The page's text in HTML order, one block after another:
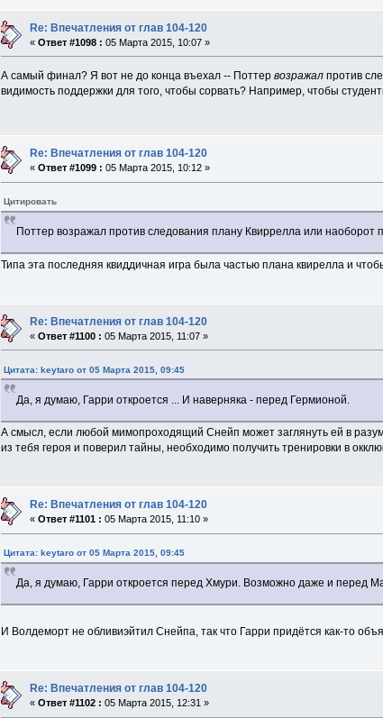
Re: Впечатления от глав 104-120
«Ответ #1098 : 05 Марта 2015, 10:07 »
А самый финал? Я вот не до конца въехал -- Поттер возражалпротив
видимость поддержки для того, чтобы сорвать? Например, чтобы
Re: Впечатления от глав 104-120
«Ответ #1099 : 05 Марта 2015, 10:12 »
Цитировать
Поттер возражал против следования плану Квиррелла или наоборот
Типа эта последняя квиддичная игра была частью плана квирелла и
Re: Впечатления от глав 104-120
«Ответ #1100 : 05 Марта 2015, 11:07 »
Цитата: keytaro от 05 Марта 2015, 09:45
Да, я думаю, Гарри откроется ... И наверняка - перед Гермионой.
А смысл, если любой мимопроходящий Снейп может заглянуть ей в
из тебя героя и поверил тайны, необходимо получить тренировки в
Re: Впечатления от глав 104-120
«Ответ #1101 : 05 Марта 2015, 11:10 »
Цитата: keytaro от 05 Марта 2015, 09:45
Да, я думаю, Гарри откроется перед Хмури. Возможно даже и перед
И Волдеморт не обливиэйтил Снейпа, так что Гарри придётся как-то
Re: Впечатления от глав 104-120
«Ответ #1102 : 05 Марта 2015, 12:31 »